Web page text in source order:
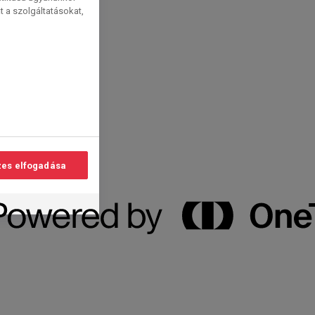
a szolgáltatásokat,
elfogadása